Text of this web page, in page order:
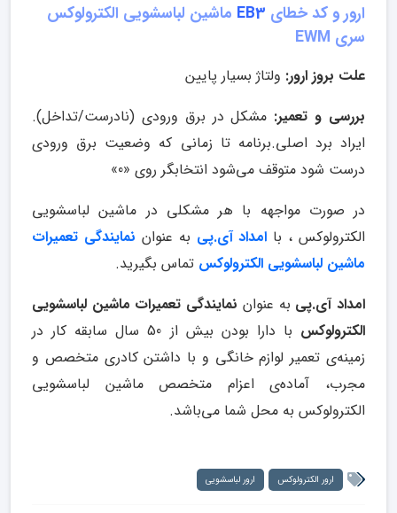
ارور و کد خطای EB3 ماشین لباسشویی الکترولوکس
سری EWM
علت بروز ارور: ولتاژ بسیار پایین
بررسی و تعمیر: مشکل در برق ورودی (نادرست/تداخل).
ایراد برد اصلی.برنامه تا زمانی که وضعیت برق ورودی
درست شود متوقف می‌شود انتخابگر روی «0»
در صورت مواجهه با هر مشکلی در ماشین لباسشویی
الکترولوکس ، با امداد آی.پی به عنوان نمایندگی تعمیرات
ماشین لباسشویی الکترولوکس تماس بگیرید.
امداد آی.پی به عنوان نمایندگی تعمیرات ماشین لباسشویی
الکترولوکس
با دارا بودن بیش از 50 سال سابقه کار در
زمینه‌ی تعمیر لوازم خانگی و با داشتن کادری متخصص و
مجرب، آماده‌ی اعزام متخصص ماشین لباسشویی
الکترولوکس به محل شما می‌باشد.
ارور الکترولوکس ارور لباسشویی